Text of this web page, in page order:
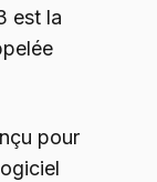
est la
pour